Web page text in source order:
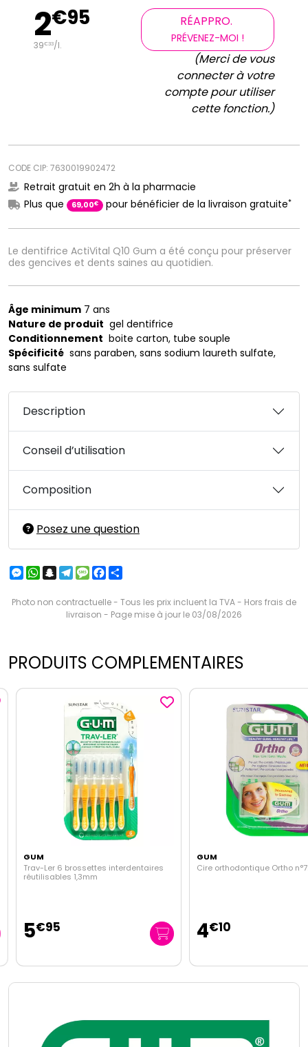
Le dentifrice ActiVital Q10 Gum a été conçu pour préserver
des gencives et dents saines au quotidien.
2€95
39€33/l.
RÉAPPRO.
PRÉVENEZ-MOI !
(Merci de vous
connecter à votre
compte pour utiliser
cette fonction.)
CODE CIP: 7630019902472
Retrait gratuit en 2h à la pharmacie
Plus que
69,00€ pour bénéficier de la livraison gratuite*
Âge minimum 7 ans
Nature de produit gel dentifrice
Conditionnement boite carton, tube souple
Spécificité sans paraben, sans sodium laureth sulfate,
sans sulfate
Description
Conseil d’utilisation
Composition
Posez une question
Messenger
WhatsApp
Snapchat
Telegram
MessageFacebook
Photo non contractuelle - Tous les prix incluent la TVA - Hors frais de
livraison - Page mise à jour le 03/08/2026
PRODUITS COMPLEMENTAIRES
GUM
Trav-Ler 6 brossettes interdentaires
réutilisables 1,3mm
5€95
GUM
Cire orthodontique Ortho
4€10